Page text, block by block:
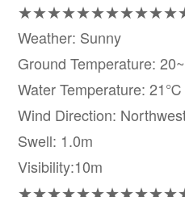
Weather: Sunny
Ground Temperature:
Water Temperature: 21℃
Wind Direction:
Swell: 1.0m
Visibility:10m